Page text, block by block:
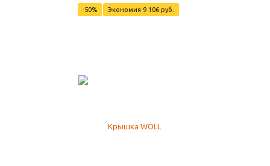
-50%
Экономия 9 106 руб.